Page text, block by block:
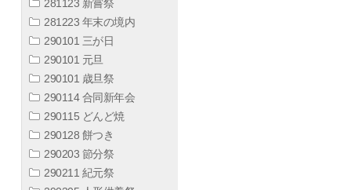
281123 新嘗祭
281223 年末の境内
290101 三が日
290101 元旦
290101 歳旦祭
290114 合同新年会
290115 どんど焼
290128 餅つき
290203 節分祭
290211 紀元祭